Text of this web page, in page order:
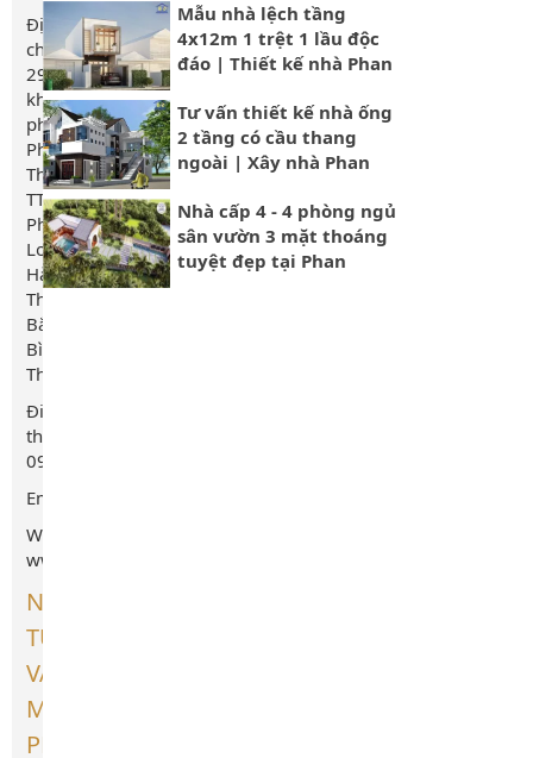
Phan Thiết
Mẫu nhà lệch tầng
4x12m 1 trệt 1 lầu độc
đáo | Thiết kế nhà Phan
Tư vấn thiết kế nhà ống
2 tầng có cầu thang
ngoài | Xây nhà Phan
Nhà cấp 4 - 4 phòng ngủ
sân vườn 3 mặt thoáng
tuyệt đẹp tại Phan
Địa
chỉ:
29
khu
phố
Phú
Thành,
TT.
Phú
Long,
Hàm
Thuận
Bắc,
Bình
Thuận
Điện
thoại/Zalo:
0949655078
Email: xaydungthuannguyen@gmail.com
Web:
www.xaydungthuannguyen.com
NHẬN
TƯ
VẤN
MIỄN
PHÍ